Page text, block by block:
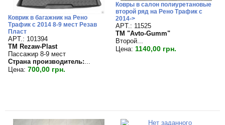
Коврик в багажник на Рено
Трафик с 2014 8-9 мест Резав
Пласт
APT.: 101394
TM Rezaw-Plast
Пассажир 8-9 мест
Страна производитель:
Цена: 700,00 грн.
Ковры в салон полиуретановые
второй ряд на Рено Трафик с
2014->
APT.: 11525
TM "Avto-Gumm"
Второй...
Цена: 1140,00 грн.